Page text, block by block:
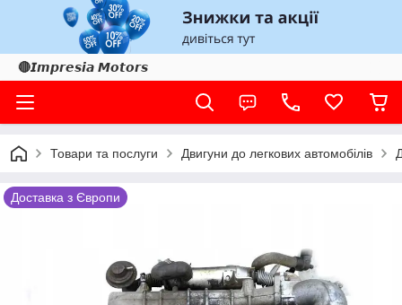
🔴𝙄𝙢𝙥𝙧𝙚𝙨𝙞𝙖 𝙈𝙤𝙩𝙤𝙧𝙨
Товари та послуги Двигуни до легкових автомобілів
Доставка з Європи